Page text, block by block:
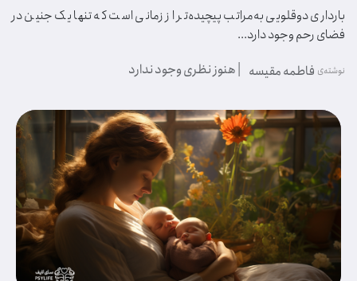
بارداری دوقلویی به‌مراتب پیچیده‌تر از زمانی است که تنها یک جنین در
فضای رحم وجود دارد...
نوشته‌ی فاطمه مقیسه | هنوز نظری وجود ندارد